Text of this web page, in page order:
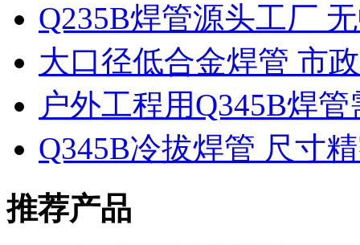
Q235B焊管源头工厂
大口径低合金焊管 市
户外工程用Q345B焊
Q345B冷拔焊管 尺寸
推荐产品